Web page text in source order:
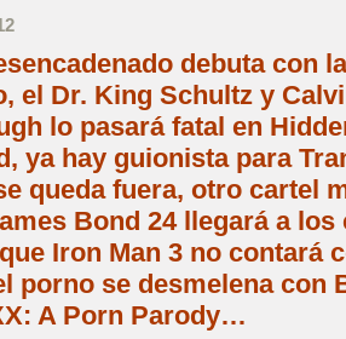
debuta con
el Dr. King Schultz y
lo pasará fatal en
ya hay guionista para
queda fuera, otro cartel
Bond 24 llegará a los
Iron Man 3 no contará
porno se desmelena con
A Porn Parody…